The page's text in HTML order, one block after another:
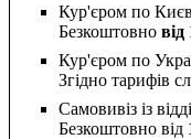
Кур'єром по
Безкоштовно від
Кур'єром по
Згідно тарифів
Самовивіз із
Безкоштовно від